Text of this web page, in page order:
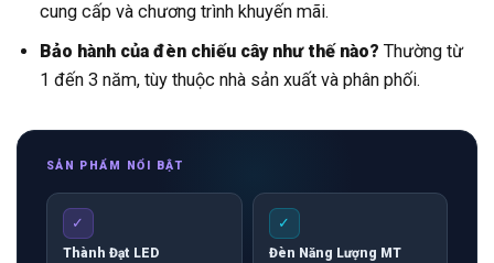
cung cấp và chương trình khuyến mãi.
Bảo hành của đèn chiếu cây như thế nào? Thường từ
1 đến 3 năm, tùy thuộc nhà sản xuất và phân phối.
SẢN PHẨM NỔI BẬT
✓
Thành Đạt LED
✓
Đèn Năng Lượng MT